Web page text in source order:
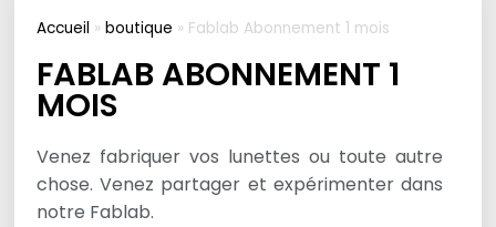
Accueil »boutique » Fablab Abonnement 1 mois
FABLAB ABONNEMENT 1
MOIS
Venez fabriquer vos lunettes ou toute autre
chose. Venez partager et expérimenter dans
notre Fablab.